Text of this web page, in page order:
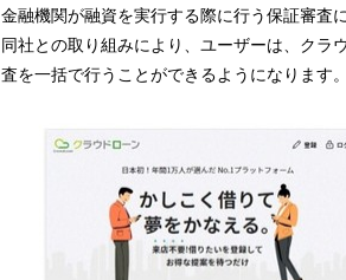
金融機関が融資を実行する際に行う保証審査
同社との取り組みにより、ユーザーは、クラ
査を一括で行うことができるようになります。